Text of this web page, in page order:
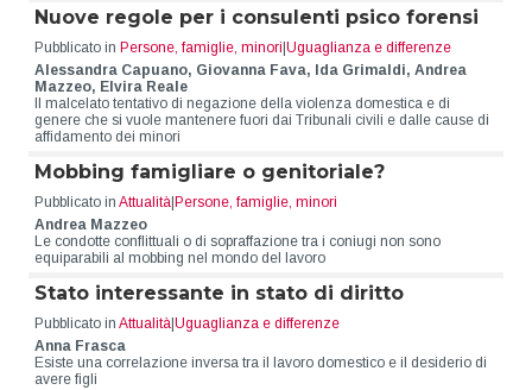
Nuove regole per i consulenti psico forensi
Pubblicato in Persone, famiglie, minori Uguaglianza e differenze
Alessandra Capuano, Giovanna Fava, Ida Grimaldi, Andrea
Mazzeo, Elvira Reale
Il malcelato tentativo di negazione della violenza domestica e di
genere che si vuole mantenere fuori dai Tribunali civili e dalle cause di
affidamento dei minori
Mobbing famigliare o genitoriale?
Pubblicato in Attualità Persone, famiglie, minori
Andrea Mazzeo
Le condotte conflittuali o di sopraffazione tra i coniugi non sono
equiparabili al mobbing nel mondo del lavoro
Stato interessante in stato di diritto
Pubblicato in Attualità Uguaglianza e differenze
Anna Frasca
Esiste una correlazione inversa tra il lavoro domestico e il desiderio di
avere figli